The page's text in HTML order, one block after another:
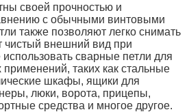
своей прочностью и
с обычными винтовыми
также позволяют легко снимать
чистый внешний вид при
сварные петли для
таких как стальные
шкафы, ящики для
люки, ворота, прицепы,
средства и многое другое.